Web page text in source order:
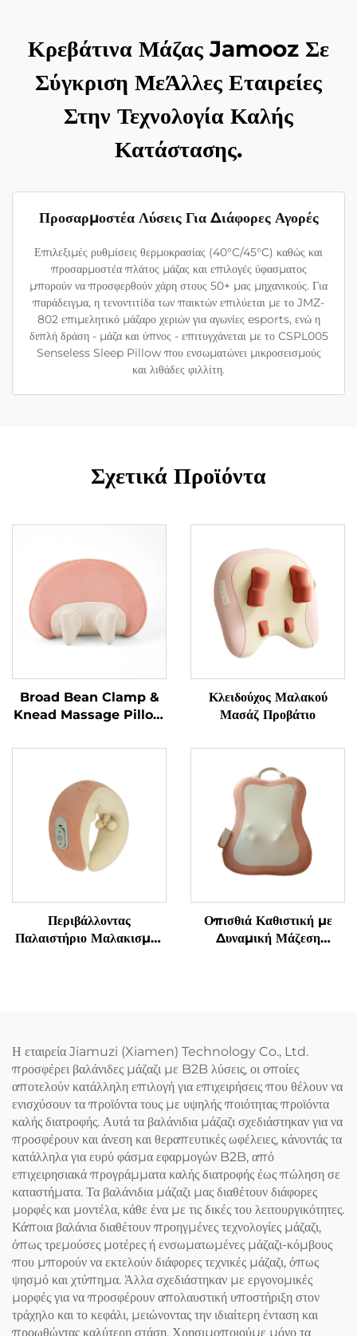
Κρεβάτινα Μάζας Jamooz Σε
Σύγκριση ΜεΆλλες Εταιρείες
Στην Τεχνολογία Καλής
Κατάστασης.
Προσαρμοστέα Λύσεις Για Διάφορες Αγορές
Επιλεξιμές ρυθμίσεις θερμοκρασίας (40°C/45°C) καθώς και
προσαρμοστέα πλάτος μάζας και επιλογές ύφασματος
μπορούν να προσφερθούν χάρη στους 50+ μας μηχανικούς. Για
παράδειγμα, η τενοντιτίδα των παικτών επιλύεται με το JMZ-
802 επιμελητικό μάζαρο χεριών για αγωνίες esports, ενώ η
διπλή δράση - μάζα και ύπνος - επιτυγχάνεται με το CSPL005
Senseless Sleep Pillow που ενσωματώνει μικροσεισμούς
και λιθάδες φιλλίτη.
Σχετικά Προϊόντα
Broad Bean Clamp &
Knead Massage Pillow
Κλειδούχος Μαλακού
Μασάζ Προβάτιο
Περιβάλλοντας
Παλαιστήριο Μαλακισμού
Οπισθιά Καθιστική με
Δυναμική Μάζεση
Η εταιρεία Jiamuzi (Xiamen) Technology Co., Ltd.
προσφέρει βαλάνιδες μάζαζι με B2B λύσεις, οι οποίες
αποτελούν κατάλληλη επιλογή για επιχειρήσεις που θέλουν να
ενισχύσουν τα προϊόντα τους με υψηλής ποιότητας προϊόντα
καλής διατροφής. Αυτά τα βαλάνιδια μάζαζι σχεδιάστηκαν για να
προσφέρουν και άνεση και θεραπευτικές ωφέλειες, κάνοντάς τα
κατάλληλα για ευρύ φάσμα εφαρμογών B2B, από
επιχειρησιακά προγράμματα καλής διατροφής έως πώληση σε
καταστήματα. Τα βαλάνιδια μάζαζι μας διαθέτουν διάφορες
μορφές και μοντέλα, κάθε ένα με τις δικές του λειτουργικότητες.
Κάποια βαλάνια διαθέτουν προηγμένες τεχνολογίες μάζαζι,
όπως τρεμούσες μοτέρες ή ενσωματωμένες μάζαζι-κόμβους
που μπορούν να εκτελούν διάφορες τεχνικές μάζαζι, όπως
ψησμό και χτύπημα. Άλλα σχεδιάστηκαν με εργονομικές
μορφές για να προσφέρουν απολαυστική υποστήριξη στον
τράχηλο και το κεφάλι, μειώνοντας την ιδιαίτερη ένταση και
προωθώντας καλύτερη στάση. Χρησιμοποιούμε μόνο τα